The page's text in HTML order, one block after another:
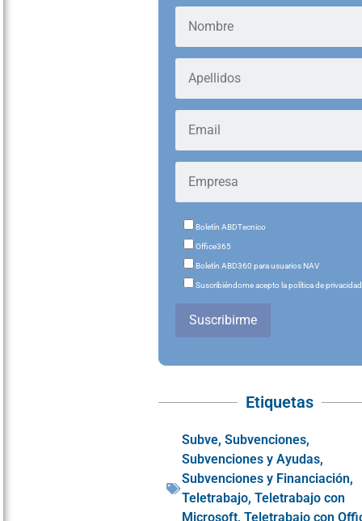
Boletín ABDTecnico
Office365
Boletín ABD360 para usuarios NAV
Suscribiéndome acepto la política de privacidad
Suscribirme
Etiquetas
Subve,Subvenciones,
Subvenciones y Ayudas,
Subvenciones y Financiación,
Teletrabajo,Teletrabajo con
Microsoft,Teletrabajo con